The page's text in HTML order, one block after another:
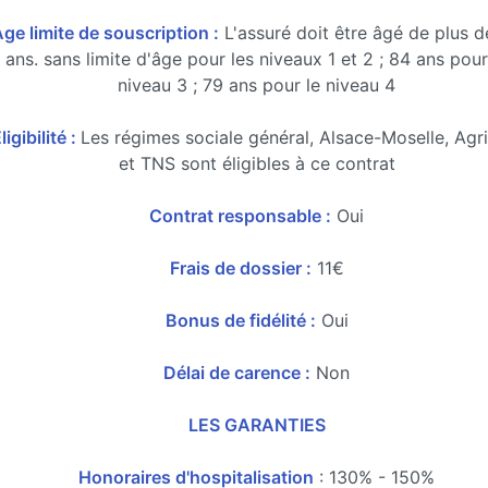
limite de souscription : L'assuré doit être âgé de plus
ans. sans limite d'âge pour les niveaux 1 et 2 ; 84 ans
niveau 3 ; 79 ans pour le niveau 4
: Les régimes sociale général, Alsace-Moselle,
et TNS sont éligibles à ce contrat
Contrat responsable : Oui
Frais de dossier : 11€
Bonus de fidélité : Oui
Délai de carence : Non
LES GARANTIES
Honoraires d'hospitalisation : 130% - 150%